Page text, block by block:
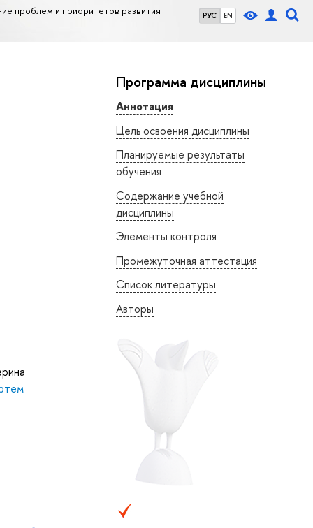
РУС EN
проблем и приоритетов развития
Программа дисциплины
Аннотация
Цель освоения дисциплины
Планируемые результаты
обучения
Содержание учебной
дисциплины
Элементы контроля
Промежуточная аттестация
Список литературы
Авторы